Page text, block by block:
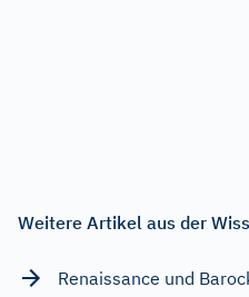
Weitere Artikel aus der
Renaissance und